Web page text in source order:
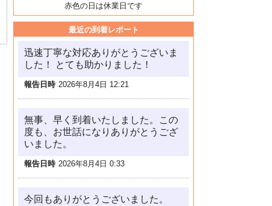
赤色の日は休業日です
最近の到着レポート
迅速丁寧な対応ありがとうございま
した！ とても助かりました！
報告日時 2026年8月4日 12:21
無事、早く到着いたしました。この
度も、お世話になりありがとうござ
いました。
報告日時 2026年8月4日 0:33
今回もありがとうございました。